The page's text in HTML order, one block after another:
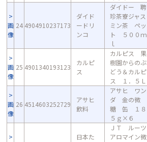
画
像
24 4904910237173
ダイド
ードリ
ンコ
ダイドー 聘
珍茶寮ジャス
ミン茶 ペッ
ト ５００ｍ
ｌ
画
像
25 4901340193123
カルピ
ス
カルピス 果
樹園からのぶ
どう＆カルピ
ス １．５Ｌ
画
像
26 4514603252729
アサヒ
飲料
アサヒ ワン
ダ 金の微
糖 缶 １８
５ｇ×６
日本た
ＪＴ ルーツ
アロマイン微